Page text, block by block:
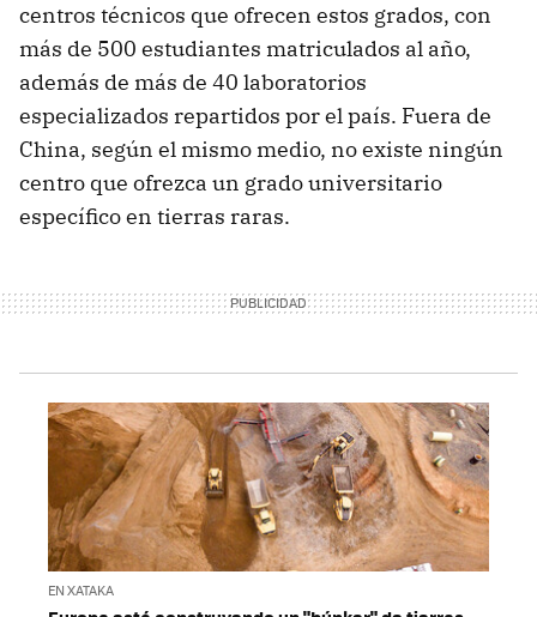
centros técnicos que ofrecen estos grados, con
más de 500 estudiantes matriculados al año,
además de más de 40 laboratorios
especializados repartidos por el país. Fuera de
China, según el mismo medio, no existe ningún
centro que ofrezca un grado universitario
específico en tierras raras.
EN XATAKA